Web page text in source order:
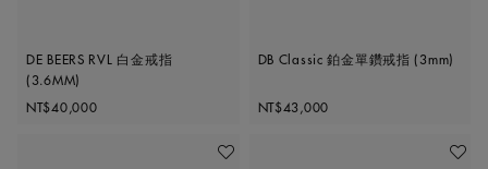
DE BEERS RVL 白金戒指
(3.6MM)
Original price
NT$40,000
DB Classic 鉑金單鑽戒指 (3mm)
Original price
NT$43,000
加入喜愛清單 加入喜